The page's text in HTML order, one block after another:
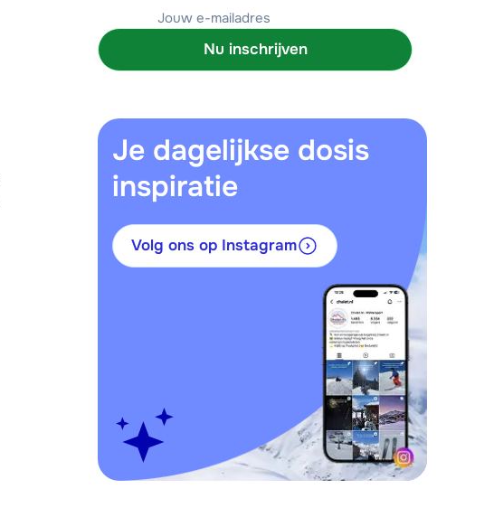
Nu inschrijven
Je dagelijkse dosis
inspiratie
Volg ons op Instagram